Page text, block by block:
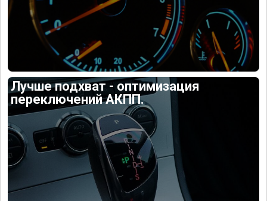
Лучше подхват - оптимизация
переключений АКПП.